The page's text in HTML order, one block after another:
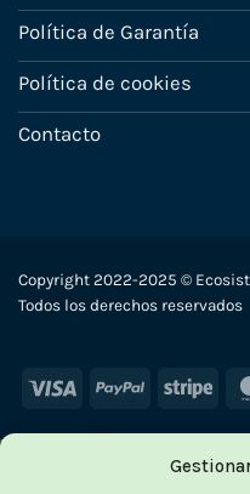
Política de Garantía
Política de cookies
Contacto
Copyright 2022-2025 ©
Todos los derechos reservados
Visa PayPal